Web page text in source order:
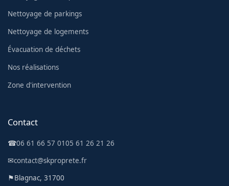
Nettoyage de parkings
Nettoyage de logements
Évacuation de déchets
Nos réalisations
Zone d'intervention
Contact
☎06 61 66 57 0105 61 26 21 26
✉contact@skproprete.fr
⚑Blagnac, 31700